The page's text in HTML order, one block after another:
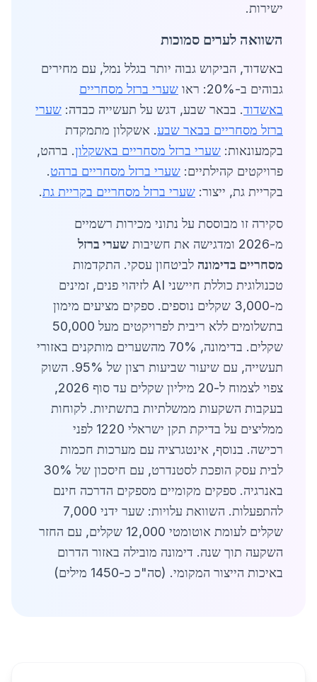
ישירות.
השוואה לערים סמוכות
באשדוד, הביקוש גבוה יותר בגלל נמל, עם מחירים
גבוהים ב-20%: ראו
שערי ברזל מסחריים
באשדוד. בבאר שבע, דגש על תעשייה כבדה: שערי
ברזל מסחריים בבאר שבע. אשקלון מתמקדת
בקמעונאות: שערי ברזל מסחריים באשקלון. ברהט,
פרויקטים קהילתיים: שערי ברזל מסחריים ברהט.
בקריית גת, ייצור: שערי ברזל מסחריים בקריית גת.
סקירה זו מבוססת על נתוני מכירות רשמיים
מ-2026 ומדגישה את חשיבות
שערי ברזל
מסחריים בדימונה לביטחון עסקי. התקדמות
טכנולוגית כוללת חיישני AI לזיהוי פנים, זמינים
מ-3,000 שקלים נוספים. ספקים מציעים מימון
בתשלומים ללא ריבית לפרויקטים מעל 50,000
שקלים. בדימונה, 70% מהשערים מותקנים באזורי
תעשייה, עם שיעור שביעות רצון של 95%. השוק
צפוי לצמוח ל-20 מיליון שקלים עד סוף 2026,
בעקבות השקעות ממשלתיות בתשתיות. לקוחות
ממליצים על בדיקת תקן ישראלי 1220 לפני
רכישה. בנוסף, אינטגרציה עם מערכות חכמות
לבית עסק הופכת לסטנדרט, עם חיסכון של 30%
באנרגיה. ספקים מקומיים מספקים הדרכה חינם
להתפעלות. השוואת עלויות: שער ידני 7,000
שקלים לעומת אוטומטי 12,000 שקלים, עם החזר
השקעה תוך שנה. דימונה מובילה באזור הדרום
באיכות הייצור המקומי. (סה"כ כ-1450 מילים)